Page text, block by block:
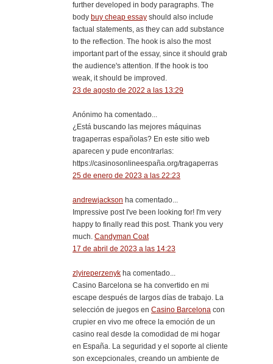
further developed in body paragraphs. The
body buy cheap essay should also include
factual statements, as they can add substance
to the reflection. The hook is also the most
important part of the essay, since it should grab
the audience's attention. If the hook is too
weak, it should be improved.
23 de agosto de 2022 a las 13:29
Anónimo ha comentado...
¿Está buscando las mejores máquinas
tragaperras españolas? En este sitio web
aparecen y pude encontrarlas:
https://casinosonlineespaña.org/tragaperras
25 de enero de 2023 a las 22:23
andrewjackson ha comentado...
Impressive post I've been looking for! I'm very
happy to finally read this post. Thank you very
much. Candyman Coat
17 de abril de 2023 a las 14:23
zlyireperzenyk ha comentado...
Casino Barcelona se ha convertido en mi
escape después de largos días de trabajo. La
selección de juegos en Casino Barcelona con
crupier en vivo me ofrece la emoción de un
casino real desde la comodidad de mi hogar
en España. La seguridad y el soporte al cliente
son excepcionales, creando un ambiente de